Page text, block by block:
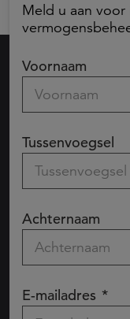
Meld u aan voor
Voornaam
Tussenvoegsel
Achternaam
E-mailadres